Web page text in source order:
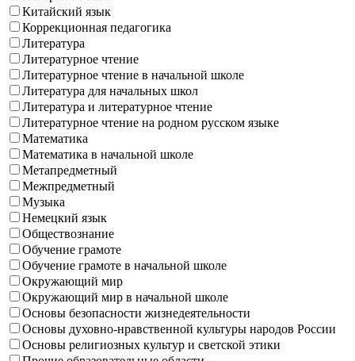
Китайский язык
Коррекционная педагогика
Литература
Литературное чтение
Литературное чтение в начальной школе
Литература для начальных школ
Литература и литературное чтение
Литературное чтение на родном русском языке
Математика
Математика в начальной школе
Метапредметный
Межпредметный
Музыка
Немецкий язык
Обществознание
Обучение грамоте
Обучение грамоте в начальной школе
Окружающий мир
Окружающий мир в начальной школе
Основы безопасности жизнедеятельности
Основы духовно-нравственной культуры народов России
Основы религиозных культур и светской этики